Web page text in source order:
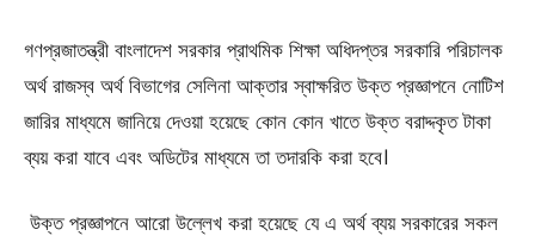
গণপ্রজাতন্ত্রী বাংলাদেশ সরকার প্রাথমিক শিক্ষা অধিদপ্তর সরকারি পরিচালক
অর্থ রাজস্ব অর্থ বিভাগের সেলিনা আক্তার স্বাক্ষরিত উক্ত প্রজ্ঞাপনে নোটিশ
জারির মাধ্যমে জানিয়ে দেওয়া হয়েছে কোন কোন খাতে উক্ত বরাদ্দকৃত টাকা
ব্যয় করা যাবে এবং অডিটের মাধ্যমে তা তদারকি করা হবে।
উক্ত প্রজ্ঞাপনে আরো উল্লেখ করা হয়েছে যে এ অর্থ ব্যয় সরকারের সকল